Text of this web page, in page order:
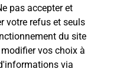
pas accepter et
votre refus et seuls
du site
vos choix à
via
mon
?
de la 5G